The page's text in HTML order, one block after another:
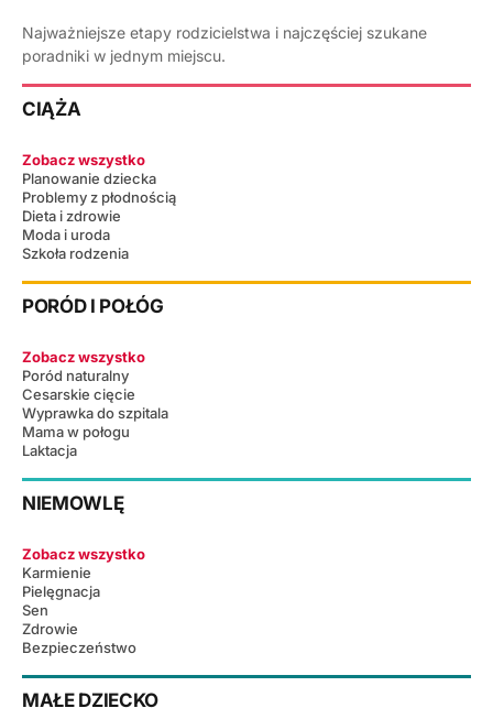
Najważniejsze etapy rodzicielstwa i najczęściej szukane
poradniki w jednym miejscu.
CIĄŻA
Zobacz wszystko
Planowanie dziecka
Problemy z płodnością
Dieta i zdrowie
Moda i uroda
Szkoła rodzenia
PORÓD I POŁÓG
Zobacz wszystko
Poród naturalny
Cesarskie cięcie
Wyprawka do szpitala
Mama w połogu
Laktacja
NIEMOWLĘ
Zobacz wszystko
Karmienie
Pielęgnacja
Sen
Zdrowie
Bezpieczeństwo
MAŁE DZIECKO